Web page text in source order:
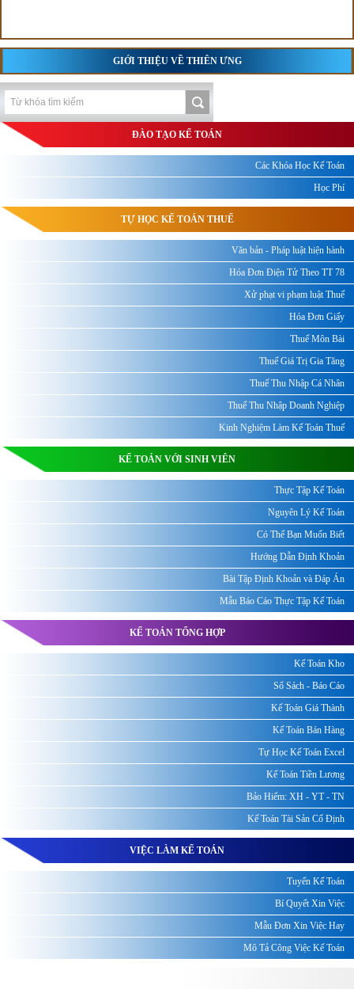
GIỚI THIỆU VỀ THIÊN ƯNG
ĐÀO TẠO KẾ TOÁN
Các Khóa Học Kế Toán
Học Phí
TỰ HỌC KẾ TOÁN THUẾ
Văn bản - Pháp luật hiện hành
Hóa Đơn Điện Tử Theo TT 78
Xử phạt vi phạm luật Thuế
Hóa Đơn Giấy
Thuế Môn Bài
Thuế Giá Trị Gia Tăng
Thuế Thu Nhập Cá Nhân
Thuế Thu Nhập Doanh Nghiệp
Kinh Nghiệm Làm Kế Toán Thuế
KẾ TOÁN VỚI SINH VIÊN
Thực Tập Kế Toán
Nguyên Lý Kế Toán
Có Thể Bạn Muốn Biết
Hướng Dẫn Định Khoản
Bài Tập Định Khoản và Đáp Án
Mẫu Báo Cáo Thực Tập Kế Toán
KẾ TOÁN TỔNG HỢP
Kế Toán Kho
Sổ Sách - Báo Cáo
Kế Toán Giá Thành
Kế Toán Bán Hàng
Tự Học Kế Toán Excel
Kế Toán Tiền Lương
Bảo Hiểm: XH - YT - TN
Kế Toán Tài Sản Cố Định
VIỆC LÀM KẾ TOÁN
Tuyển Kế Toán
Bí Quyết Xin Việc
Mẫu Đơn Xin Việc Hay
Mô Tả Công Việc Kế Toán